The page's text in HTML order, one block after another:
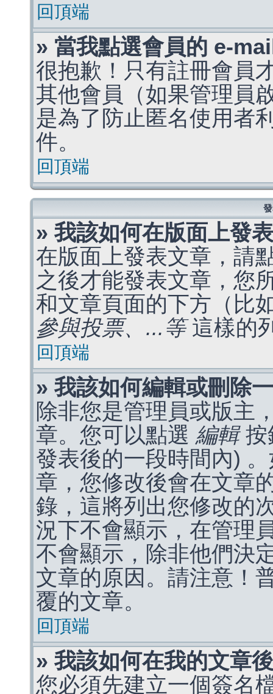
回頂端
» 當我點選會員的 e-
很抱歉！只有註冊會員
其他會員（如果管理員
是為了防止匿名使用者
件。
回頂端
» 我該如何在版面上發
在版面上發表文章，請
之後才能發表文章，您
和文章頁面的下方（比
參與投票、...等這樣的
回頂端
» 我該如何編輯或刪除
除非您是管理員或版主
章。您可以點選 編輯按
發表後的一段時間內)
章，您修改後會在文章
錄，這將列出您修改的
況下不會顯示，在管理
不會顯示，除非他們決
文章的原因。請注意！
覆的文章。
回頂端
» 我該如何在我的文章
您必須先建立一個簽名